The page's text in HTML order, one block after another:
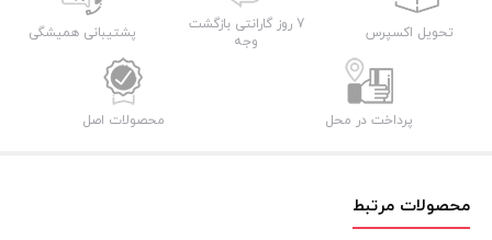
تحویل اکسپرس
7 روز گارانتی بازگشت
وجه
پشتیبانی همیشگی
پرداخت در محل محصولات اصل
محصولات مرتبط